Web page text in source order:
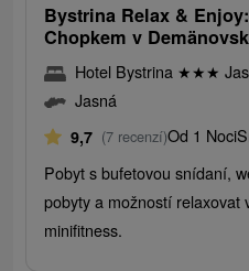
Bystrina Relax &
Chopkem v
Hotel Bystrina ★★★
Jasná
9,7 (7 recenzí)Od 1 Noci
Pobyt s bufetovou snídaní,
pobyty a možností relaxovat
minifitness.